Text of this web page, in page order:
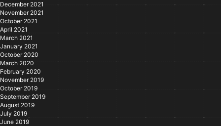
December 2021
November 2021
October 2021
April 2021
March 2021
January 2021
October 2020
March 2020
February 2020
November 2019
October 2019
September 2019
August 2019
July 2019
June 2019